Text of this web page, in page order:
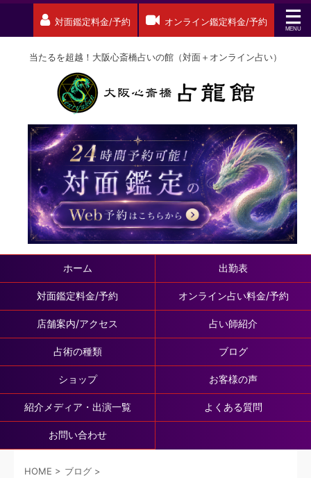
対面鑑定料金/予約 オンライン鑑定料金/予約
当たるを超越！大阪心斎橋占いの館（対面＋オンライン占い）
ホーム 出勤表
対面鑑定料金/予約 オンライン占い料金/予約
店舗案内/アクセス 占い師紹介
占術の種類 ブログ
ショップ お客様の声
紹介メディア・出演一覧 よくある質問
お問い合わせ
HOME > ブログ >